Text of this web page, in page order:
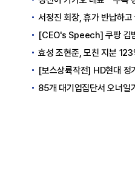
서정진 회장, 휴가 반납하고
[CEO's Speech] 쿠팡 김범석 의장 "
효성 조현준, 모친 지분 123
[보스상륙작전] HD현대 정기선
85개 대기업집단서 오너일가 407